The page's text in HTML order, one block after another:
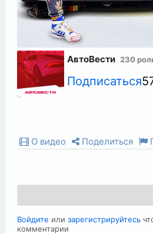
АвтоВести 230
Подписаться
О видео Поделиться
Войдите илизарегистрируйтесь
комментарии